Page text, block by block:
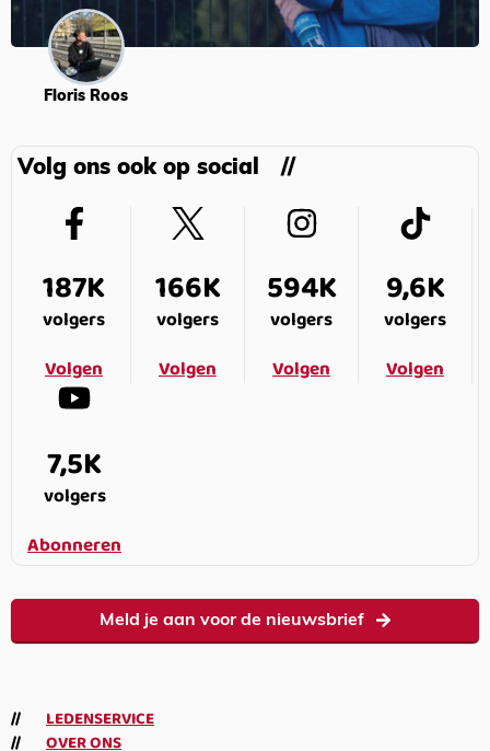
Floris Roos
Volg ons ook op social
187K
volgers
Volgen
166K
volgers
Volgen
594K
volgers
Volgen
9,6K
volgers
Volgen
7,5K
volgers
Abonneren
Meld je aan voor de nieuwsbrief
LEDENSERVICE
OVER ONS